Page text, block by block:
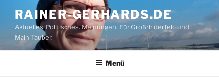
Inhalt
springen
RAINER-GERHARDS.DE
Aktuelles. Politisches. Meinungen. Für Großrinderfeld und
Main-Tauber.
Menü